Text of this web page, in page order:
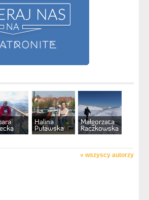
Halina
Puławska
Małgorzata
Raczkowska
» wszyscy autorzy